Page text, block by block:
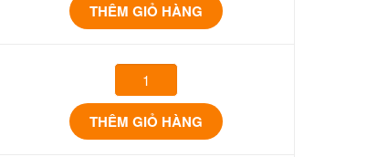
THÊM GIỎ HÀNG
THÊM GIỎ HÀNG